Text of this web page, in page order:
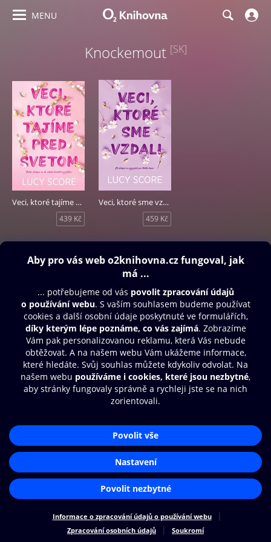
MENU
Knockemout [SK]
Veci, ktoré tajíme pred svetom
439 Kč
Veci, ktoré sme vzdali
459 Kč
Obsah ke stažení
Další zábava
© O2 Czech Republic a.s.
Nákupní řád
Přístupnost
Cookies
Nastavení cookies
Aplikace O2 Knihovna
Čti a poslouchej své e-knihy a
audioknihy rychleji a pohodlněji.